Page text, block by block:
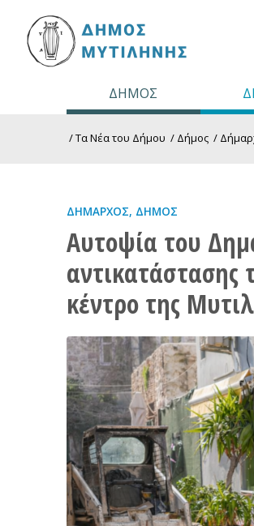
ΔΗΜΟΣ
/Τα Νέα του Δήμου / Δήμος /
ΔΉΜΑΡΧΟΣ, ΔΉΜΟΣ
Αυτοψία του
αντικατάστασης
κέντρο της